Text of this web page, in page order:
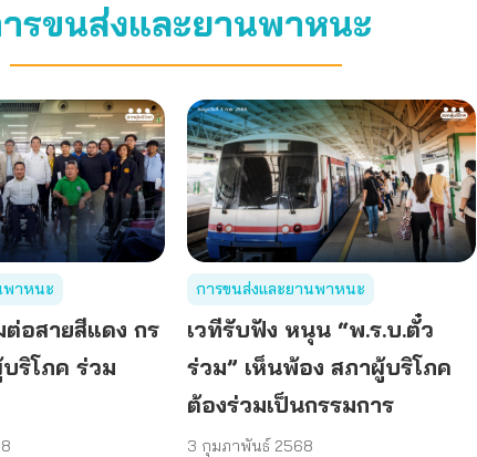
รขนส่งและยานพาหนะ
พาหนะ
ต่อสายสีแดง กร
ริโภค ร่วม
การขนส่งและยานพาหนะ
เวทีรับฟัง หนุน “พ.ร.บ.ตั๋ว
ร่วม” เห็นพ้อง สภาผู้บริโภค
ต้องร่วมเป็นกรรมการ
3 กุมภาพันธ์ 2568